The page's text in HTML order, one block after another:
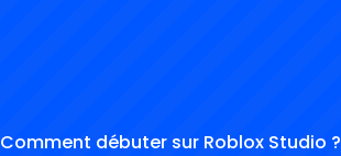
Comment débuter sur Roblox Studio ?